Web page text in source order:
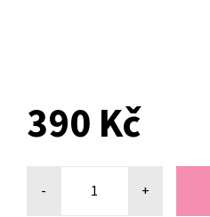
390 Kč
- +